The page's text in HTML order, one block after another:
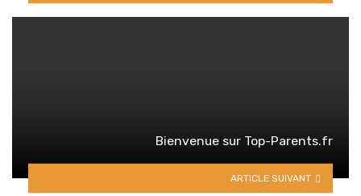
Bienvenue sur Top-Parents.fr
ARTICLE SUIVANT